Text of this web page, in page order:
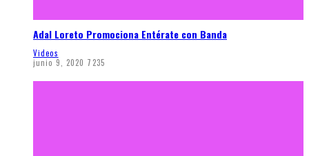
Adal Loreto Promociona Entérate con Banda
Videos
junio 9, 2020 7235